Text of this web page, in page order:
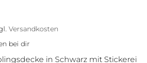
Versandkosten
bei dir
in Schwarz mit Stickerei